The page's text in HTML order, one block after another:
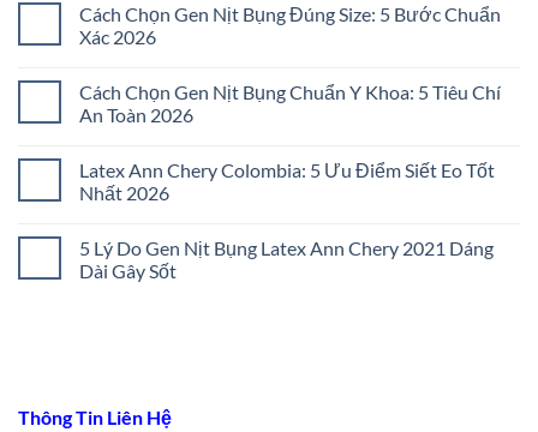
bình
luận
ở
Bụng
Không
Đau
Bí
Quyết
Chọn
Cách Chọn Gen Nịt Bụng Đúng Size: 5 Bước Chuẩn
Xác 2026
bình
luận
ở
Gen
Nịt
Bụng
5
Bước
Chuẩn
Cách Chọn Gen Nịt Bụng Chuẩn Y Khoa: 5 Tiêu Chí
An Toàn 2026
bình
luận
ở
Gen
Nịt
Bụng
2026
Latex Ann Chery Colombia: 5 Ưu Điểm Siết Eo Tốt
Nhất 2026
bình
luận
ở
Eo
5 Lý Do Gen Nịt Bụng Latex Ann Chery 2021 Dáng
Dài Gây Sốt
Gen
Thông Tin Liên Hệ